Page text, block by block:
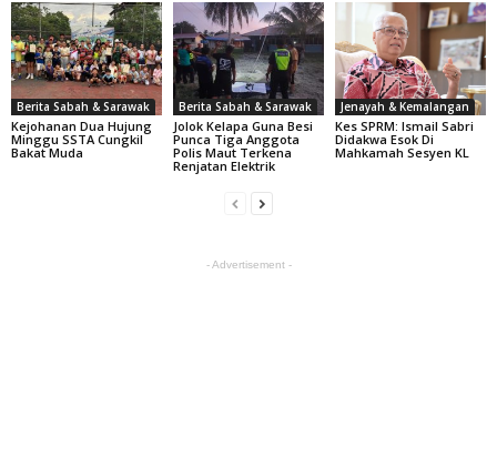
Berita Sabah & Sarawak
Kejohanan Dua Hujung
Minggu SSTA Cungkil
Bakat Muda
Berita Sabah & Sarawak
Jolok Kelapa Guna Besi
Punca Tiga Anggota
Polis Maut Terkena
Renjatan Elektrik
Jenayah & Kemalangan
Kes SPRM: Ismail Sabri
Didakwa Esok Di
Mahkamah Sesyen KL
- Advertisement -